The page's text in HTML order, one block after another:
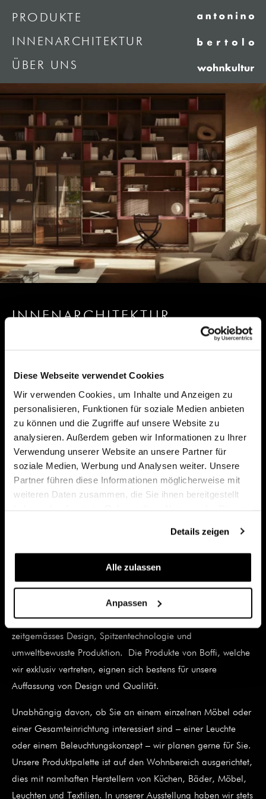
Diese Webseite verwendet Cookies
Wir verwenden Cookies, um Inhalte und Anzeigen zu
personalisieren, Funktionen für soziale Medien anbieten
zu können und die Zugriffe auf unsere Website zu
analysieren. Außerdem geben wir Informationen zu Ihrer
Verwendung unserer Website an unsere Partner für
soziale Medien, Werbung und Analysen weiter. Unsere
Partner führen diese Informationen möglicherweise mit
weiteren Daten zusammen, die Sie ihnen bereitgestellt
Details zeigen
Alle zulassen
Anpassen
PRODUKTE
INNENARCHITEKTUR
ÜBER UNS
INNENARCHITEKTUR
Farben, Formen und Licht, innovativem Umgang mit
Materialien, erreichen wir, Räume zu gestalten, die sowohl
Spannung als auch Wohlgefühl vermitteln.
Wir stehen für hohe Qualitätsansprüche und individuelle
Beratung. Geprägt durch ungebrochene Ästhetik und
zeitgemässem Design. Die Ansprüche haben sich
Einrichtung nach wie vor ein Bedürfnis ist.
In unserem Showroom an der Vazerolgasse 19 in Chur
präsentieren wir Ihnen eine Auswahl unserer Produkte und
Ideen. Ein wegweisendes Beispiel für unsere sorgfältige
Produktewahl ist Boffi. Der weltweite Leader im Bereich
Küchen und Bäder vereint in vorbildlicher Weise Tradition,
zeitgemässes Design, Spitzentechnologie und
umweltbewusste Produktion. Die Produkte von Boffi, welche
wir exklusiv vertreten, eignen sich bestens für unsere
Auffassung von Design und Qualität.
Unabhängig davon, ob Sie an einem einzelnen Möbel oder
einer Gesamteinrichtung interessiert sind – einer Leuchte
oder einem Beleuchtungskonzept – wir planen gerne für Sie.
Unsere Produktpalette ist auf den Wohnbereich ausgerichtet,
dies mit namhaften Herstellern von Küchen, Bäder, Möbel,
Leuchten und Textilien. In unserer Ausstellung haben wir stets